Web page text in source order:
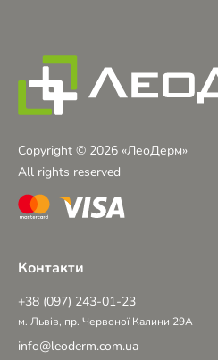
Copyright © 2026 «ЛеоДерм»
All rights reserved
Контакти
+38 (097) 243-01-23
м. Львів, пр. Червоної Калини 29А
info@leoderm.com.ua